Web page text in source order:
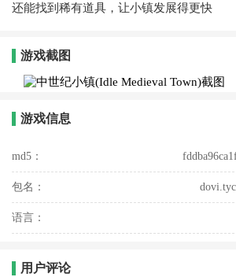
还能找到稀有道具，让小镇发展得更快
游戏截图
游戏信息
md5：
包名：
语言：
用户评论